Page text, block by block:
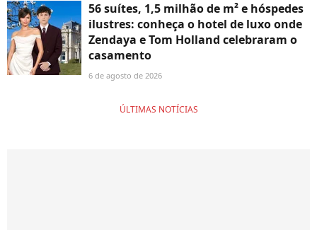
56 suítes, 1,5 milhão de m² e hóspedes
ilustres: conheça o hotel de luxo onde
Zendaya e Tom Holland celebraram o
casamento
6 de agosto de 2026
ÚLTIMAS NOTÍCIAS